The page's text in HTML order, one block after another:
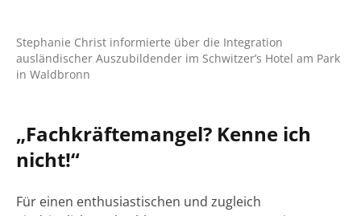
Stephanie Christ informierte über die Integration
ausländischer Auszubildender im Schwitzer’s Hotel am Park
in Waldbronn
„Fachkräftemangel? Kenne ich
nicht!“
Für einen enthusiastischen und zugleich